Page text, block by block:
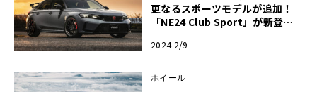
更なるスポーツモデルが追加！
「NE24 Club Sport」が新登
2024 2/9
ホイール